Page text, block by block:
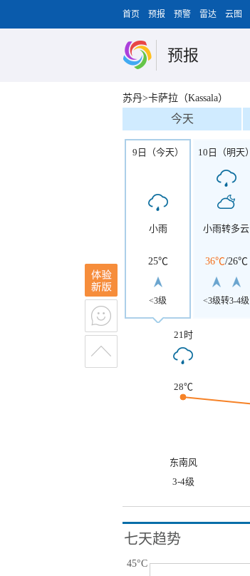
首页 预报 预警 雷达 云图
预报
苏丹>卡萨拉（Kassala）
今天
9日（今天）
小雨
25℃
<3级
10日（明天）
小雨转多云
36℃/26℃
<3级转3-4级
21时
28℃
东南风
3-4级
七天趋势
45°C